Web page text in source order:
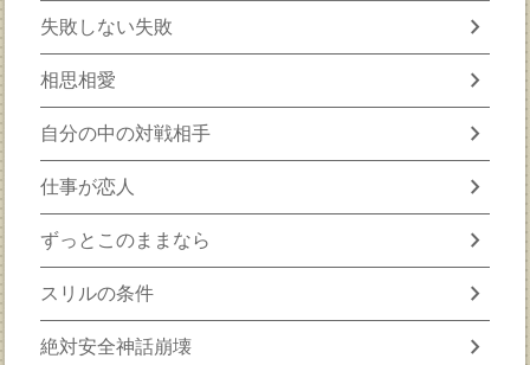
失敗しない失敗 chevron_right
相思相愛 chevron_right
自分の中の対戦相手 chevron_right
仕事が恋人 chevron_right
ずっとこのままなら chevron_right
スリルの条件 chevron_right
絶対安全神話崩壊 chevron_right